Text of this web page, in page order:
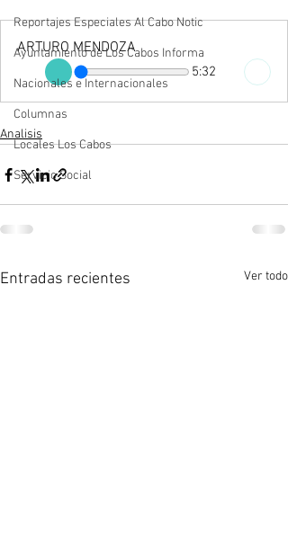
Reportajes Especiales Al Cabo Notic
Ayuntamiento de Los Cabos Informa
Nacionales e Internacionales
Columnas
Locales Los Cabos
Servicio Social
ARTURO MENDOZA
5:32
Analisis
Entradas recientes Ver todo